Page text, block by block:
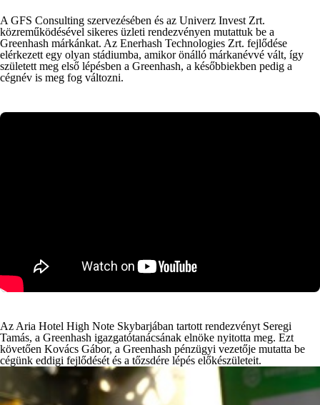
A GFS Consulting szervezésében és az Univerz Invest Zrt.
közreműködésével sikeres üzleti rendezvényen mutattuk be a
Greenhash márkánkat. Az Enerhash Technologies Zrt. fejlődése
elérkezett egy olyan stádiumba, amikor önálló márkanévvé vált, így
született meg első lépésben a Greenhash, a későbbiekben pedig a
cégnév is meg fog változni.
Az Aria Hotel High Note Skybarjában tartott rendezvényt Seregi
Tamás, a Greenhash igazgatótanácsának elnöke nyitotta meg. Ezt
követően Kovács Gábor, a Greenhash pénzügyi vezetője mutatta be
cégünk eddigi fejlődését és a tőzsdére lépés előkészületeit.